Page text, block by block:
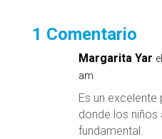
1 Comentario
Margarita Yar
am
Es un
donde los niños
fundamental.